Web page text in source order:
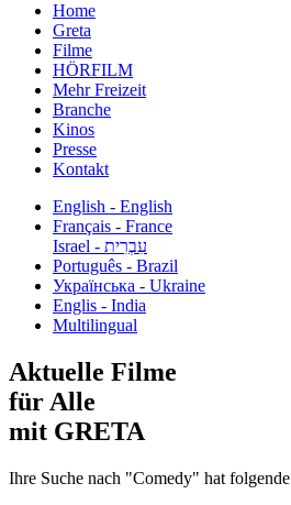
Home
Greta
Filme
HÖRFILM
Mehr Freizeit
Branche
Kinos
Presse
Kontakt
English - English
Français - France
עִבְרִית - Israel
Português - Brazil
Українська - Ukraine
Englis - India
Multilingual
Aktuelle Filme
für Alle
mit GRETA
Ihre Suche nach "Comedy" hat